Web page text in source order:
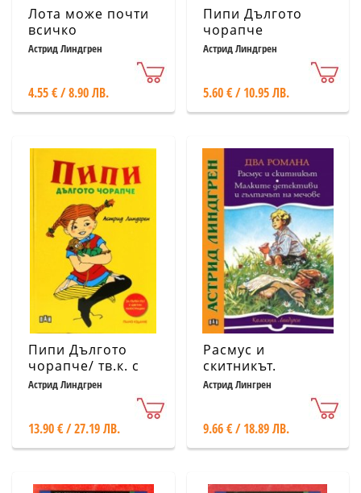
Лота може почти
всичко
Астрид Линдгрен
4.55 € / 8.90 ЛВ.
Пипи Дългото
чорапче
Астрид Линдгрен
5.60 € / 10.95 ЛВ.
Пипи Дългото
чорапче/ тв.к. с
цветни
Астрид Линдгрен
13.90 € / 27.19 ЛВ.
Расмус и
скитникът.
Малките
мечове
Астрид Лингрен
9.66 € / 18.89 ЛВ.